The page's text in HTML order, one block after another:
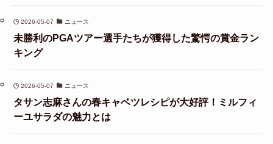
2026-05-07 ニュース
未勝利のPGAツアー選手たちが獲得した驚愕の賞金ラン
キング
2026-05-07 ニュース
タサン志麻さんの春キャベツレシピが大好評！ミルフィ
ーユサラダの魅力とは